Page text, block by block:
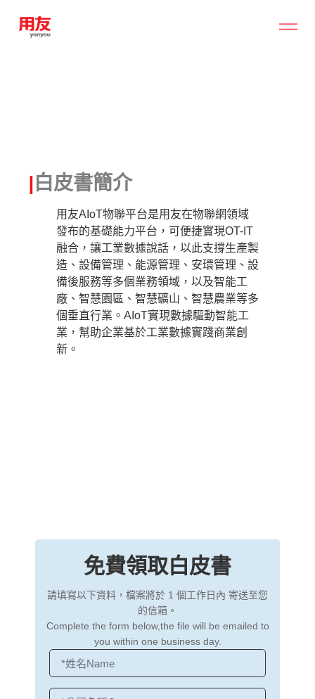
| 白皮書簡介
用友AIoT物聯平台是用友在物聯網領域
發布的基礎能力平台，可便捷實現OT-IT
融合，讓工業數據說話，以此支撐生產製
造、設備管理、能源管理、安環管理、設
備後服務等多個業務領域，以及智能工
廠、智慧園區、智慧礦山、智慧農業等多
個垂直行業。AIoT實現數據驅動智能工
業，幫助企業基於工業數據實踐商業創
新。
免費領取白皮書
請填寫以下資料，檔案將於 1 個工作日內 寄送至您
的信箱。
Complete the form below,the file will be emailed to
you within one business day.